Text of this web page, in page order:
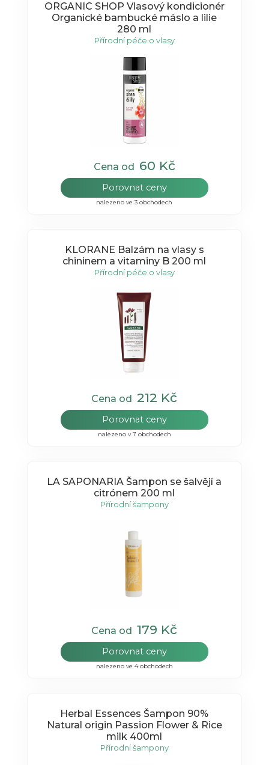
ORGANIC SHOP Vlasový kondicionér
Organické bambucké máslo a lilie
280 ml
Přírodní péče o vlasy
Cena od 60 Kč
Porovnat ceny
nalezeno ve 3 obchodech
KLORANE Balzám na vlasy s
chininem a vitaminy B 200 ml
Přírodní péče o vlasy
Cena od212 Kč
Porovnat ceny
nalezeno v 7 obchodech
LA SAPONARIA Šampon se šalvějí a
citrónem 200 ml
Přírodní šampony
Cena od179 Kč
Porovnat ceny
nalezeno ve 4 obchodech
Herbal Essences Šampon 90%
Natural origin Passion Flower & Rice
milk 400ml
Přírodní šampony